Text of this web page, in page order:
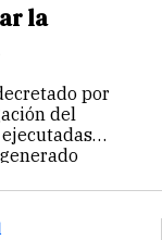
la
por
del